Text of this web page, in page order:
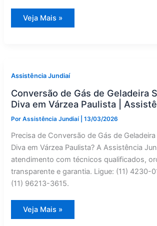
Conversão
de
Brastemp
em
Paulista
|
Assistência
Jundiaí
Veja Mais »
Assistência Jundiaí
Conversão de Gás de Geladeira
Diva em Várzea Paulista |
PorAssistência Jundiaí |13/03/2026
Precisa de Conversão de Gás de
Diva em Várzea Paulista? A Assistência
atendimento com técnicos qualificados,
transparente e garantia. Ligue: (11) 4230-
(11) 96213-3615.
Conversão
de
Veja Mais »